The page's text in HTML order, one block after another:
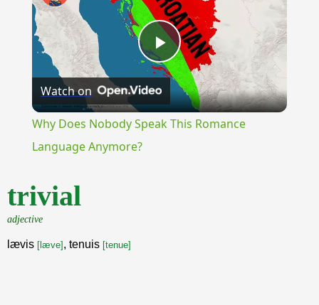
Play
Video
Watch on
Why Does Nobody Speak This Romance
Language Anymore?
trivial
adjective
lævis [læve] , tenuis [tenue]